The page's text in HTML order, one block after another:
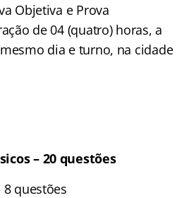
Objetiva e Prova
de 04 (quatro) horas, a
dia e turno, na cidade
– 20 questões
8 questões